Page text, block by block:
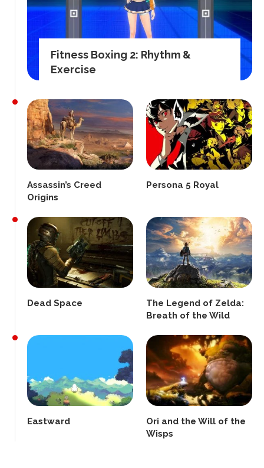
Fitness Boxing 2: Rhythm &
Exercise
Assassin’s Creed
Origins
Persona 5 Royal
Dead Space
The Legend of Zelda:
Breath of the Wild
Eastward
Ori and the Will of the
Wisps